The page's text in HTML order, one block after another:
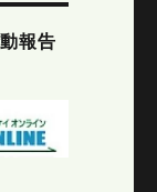
報告